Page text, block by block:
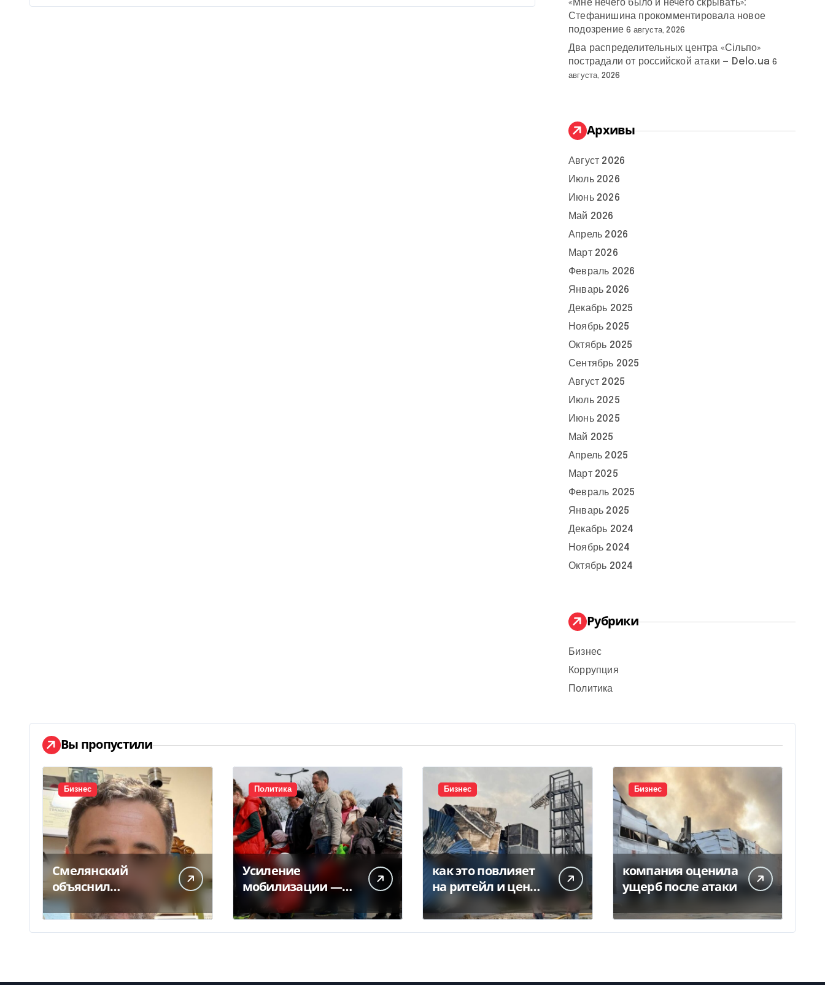
«Мне нечего было и нечего скрывать»:
Стефанишина прокомментировала новое
подозрение 6 августа, 2026
Два распределительных центра «Сільпо»
пострадали от российской атаки — Delo.ua 6
августа, 2026
Архивы
Август 2026
Июль 2026
Июнь 2026
Май 2026
Апрель 2026
Март 2026
Февраль 2026
Январь 2026
Декабрь 2025
Ноябрь 2025
Октябрь 2025
Сентябрь 2025
Август 2025
Июль 2025
Июнь 2025
Май 2025
Апрель 2025
Март 2025
Февраль 2025
Январь 2025
Декабрь 2024
Ноябрь 2024
Октябрь 2024
Рубрики
Бизнес
Коррупция
Политика
Вы пропустили
Бизнес
Смелянский
объяснил
конфликт
Укрпочты с НБУ из-
за платежек
Политика
Усиление
мобилизации —
кто из украинцев
потеряет право на
временную
Бизнес
как это повлияет
на ритейл и цены
— Delo.ua
Бизнес
компания оценила
ущерб после атаки